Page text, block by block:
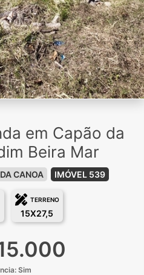
em Capão da
Beira Mar
CANOA IMÓVEL 539
TERRENO
15X27,5
Sim